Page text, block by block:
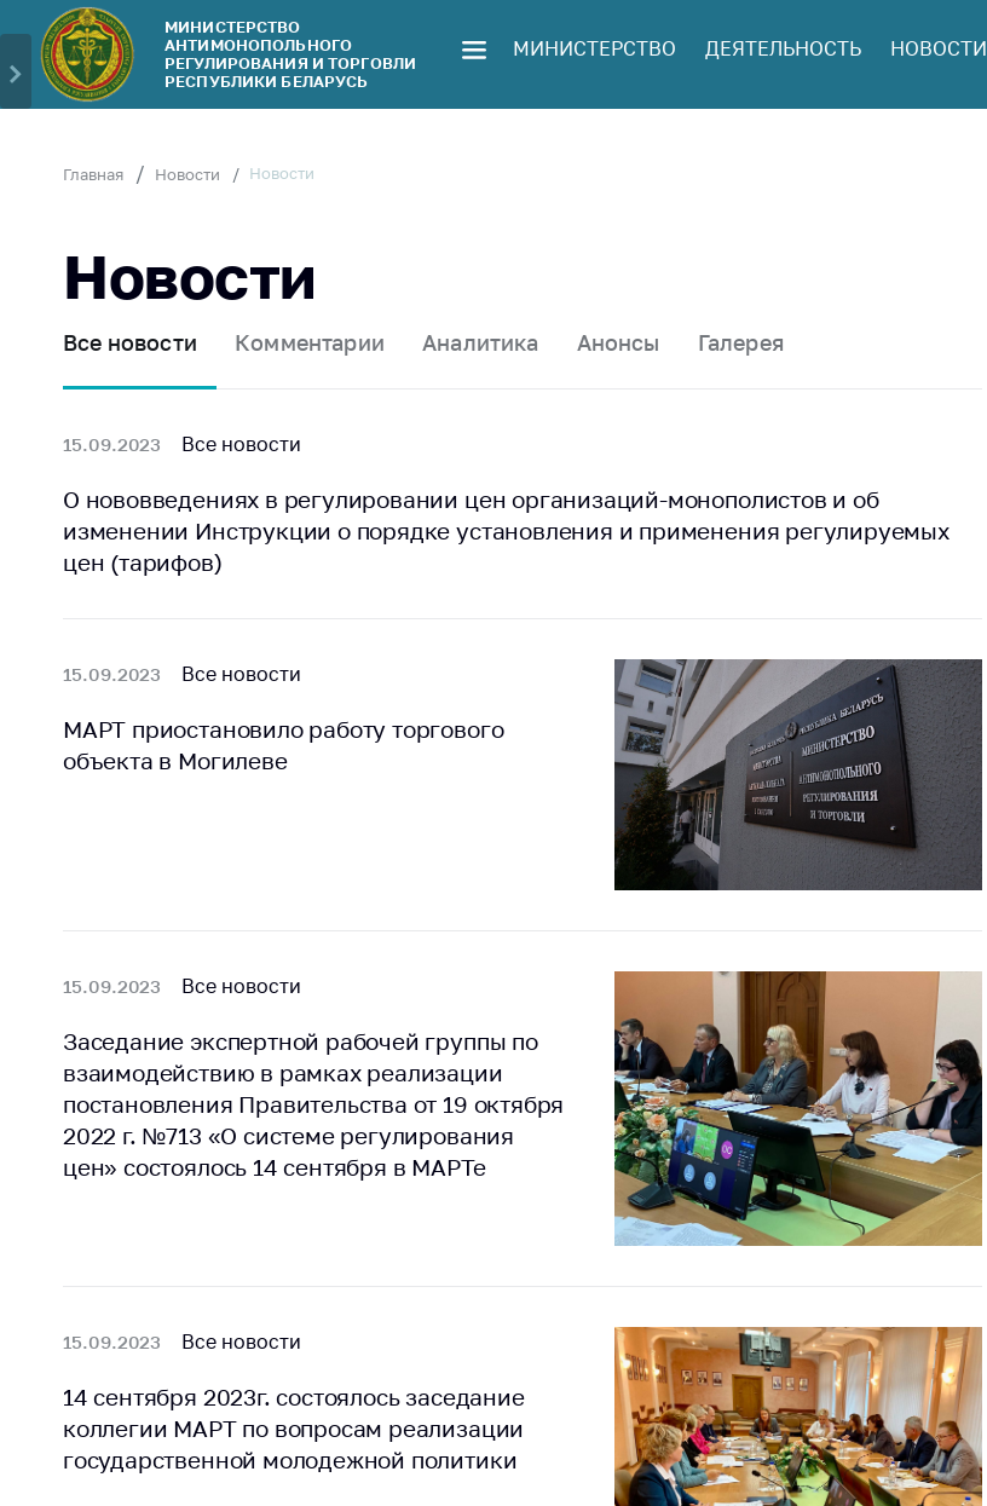
Министерство
Руководство
Министерства
Законодательство
Антикоррупционная
деятельность
консультативный
совет
Соискателям
Награждения
Общественная
жизнь
Идеологическая
Деятельность
Антимонопольное
регулирование и
конкуренция
Торговля и услуги
Регулирование
рекламной
деятельности
Международное
сотрудничество
Обратиться в МАРТ
Личный прием
Сообщить о росте
изделия
Горячая линия
Пресс-служба
Вышестоящий
государственный
Сообщить о росте
Ценообразование
на лекарственные
средства, изделия
медицинского
назначения и
медицинскую
(отсутствия)
антимонопольного
законодательства
Предостережения
и предупреждения
МИНИСТЕРСТВО
АНТИМОНОПОЛЬНОГО
РЕГУЛИРОВАНИЯ И ТОРГОВЛИ
РЕСПУБЛИКИ БЕЛАРУСЬ
МИНИСТЕРСТВО ДЕЯТЕЛЬНОСТЬ НОВОСТИ
Главная Новости Новости
Новости
Все новости Комментарии Аналитика Анонсы Галерея
15.09.2023 Все новости
О нововведениях в регулировании цен организаций-монополистов и об
изменении Инструкции о порядке установления и применения регулируемых
цен (тарифов)
15.09.2023 Все новости
МАРТ приостановило работу торгового
объекта в Могилеве
15.09.2023 Все новости
Заседание экспертной рабочей группы по
взаимодействию в рамках реализации
постановления Правительства от 19 октября
2022 г. №713 «О системе регулирования
цен» состоялось 14 сентября в МАРТе
15.09.2023 Все новости
14 сентября 2023г. состоялось заседание
коллегии МАРТ по вопросам реализации
государственной молодежной политики